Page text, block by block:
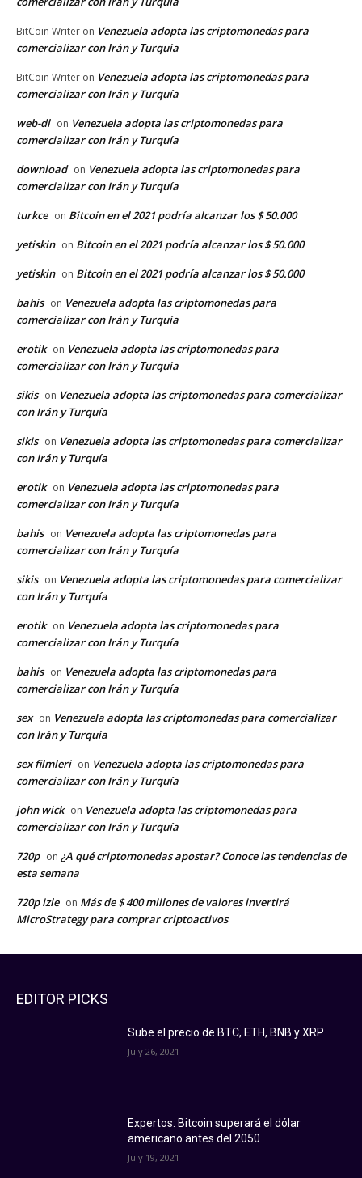
BitCoin Writer on Venezuela adopta las criptomonedas para
comercializar con Irán y Turquía
BitCoin Writer on Venezuela adopta las criptomonedas para
comercializar con Irán y Turquía
web-dl on Venezuela adopta las criptomonedas para
comercializar con Irán y Turquía
download on Venezuela adopta las criptomonedas para
comercializar con Irán y Turquía
turkce on Bitcoin en el 2021 podría alcanzar los $ 50.000
yetiskin on Bitcoin en el 2021 podría alcanzar los $ 50.000
yetiskin on Bitcoin en el 2021 podría alcanzar los $ 50.000
bahis on Venezuela adopta las criptomonedas para
comercializar con Irán y Turquía
erotik on Venezuela adopta las criptomonedas para
comercializar con Irán y Turquía
sikis on Venezuela adopta las criptomonedas para comercializar
con Irán y Turquía
sikis on Venezuela adopta las criptomonedas para comercializar
con Irán y Turquía
erotik on Venezuela adopta las criptomonedas para
comercializar con Irán y Turquía
bahis on Venezuela adopta las criptomonedas para
comercializar con Irán y Turquía
sikis on Venezuela adopta las criptomonedas para comercializar
con Irán y Turquía
erotik on Venezuela adopta las criptomonedas para
comercializar con Irán y Turquía
bahis on Venezuela adopta las criptomonedas para
comercializar con Irán y Turquía
sex on Venezuela adopta las criptomonedas para comercializar
con Irán y Turquía
sex filmleri on Venezuela adopta las criptomonedas para
comercializar con Irán y Turquía
john wick on Venezuela adopta las criptomonedas para
comercializar con Irán y Turquía
720p on ¿A qué criptomonedas apostar? Conoce las tendencias de
esta semana
720p izle on Más de $ 400 millones de valores invertirá
MicroStrategy para comprar criptoactivos
EDITOR PICKS
Sube el precio de BTC, ETH, BNB y XRP
July 26, 2021
Expertos: Bitcoin superará el dólar
americano antes del 2050
July 19, 2021